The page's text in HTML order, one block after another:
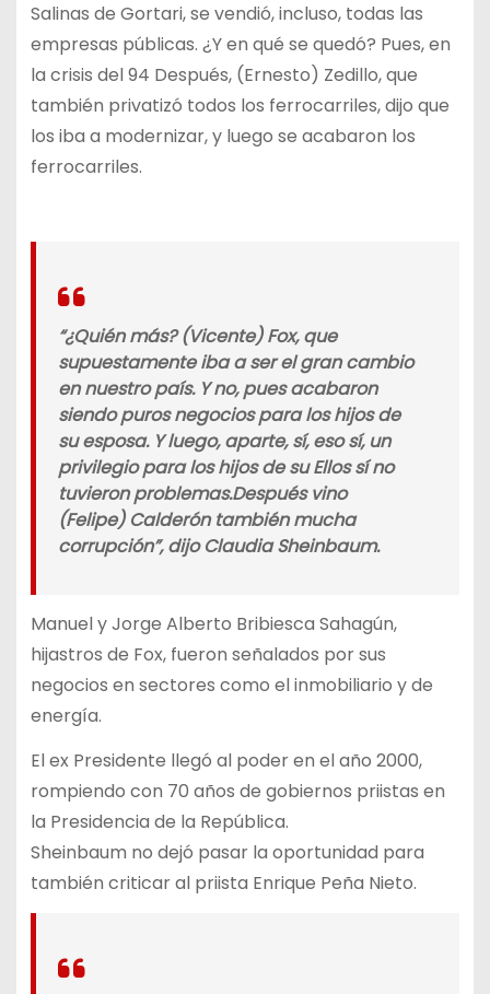
Salinas de Gortari, se vendió, incluso, todas las
empresas públicas. ¿Y en qué se quedó? Pues, en
la crisis del 94 Después, (Ernesto) Zedillo, que
también privatizó todos los ferrocarriles, dijo que
los iba a modernizar, y luego se acabaron los
ferrocarriles.
“¿Quién más? (Vicente) Fox, que
supuestamente iba a ser el gran cambio
en nuestro país. Y no, pues acabaron
siendo puros negocios para los hijos de
su esposa. Y luego, aparte, sí, eso sí, un
privilegio para los hijos de su Ellos sí no
tuvieron problemas.Después vino
(Felipe) Calderón también mucha
corrupción”, dijo Claudia Sheinbaum.
Manuel y Jorge Alberto Bribiesca Sahagún,
hijastros de Fox, fueron señalados por sus
negocios en sectores como el inmobiliario y de
energía.
El ex Presidente llegó al poder en el año 2000,
rompiendo con 70 años de gobiernos priistas en
la Presidencia de la República.
Sheinbaum no dejó pasar la oportunidad para
también criticar al priista Enrique Peña Nieto.